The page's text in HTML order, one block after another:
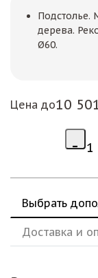
Подстолье.
дерева.
Ø60.
Цена до10
Выбрать
Доставка и